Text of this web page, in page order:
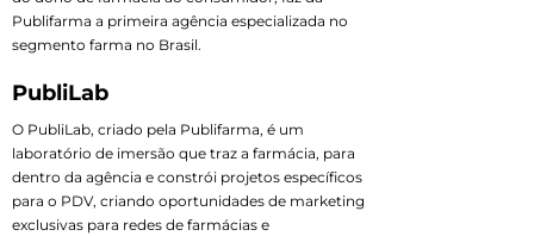
Publifarma a primeira agência especializada no
segmento farma no Brasil.
PubliLab
O PubliLab, criado pela Publifarma, é um
laboratório de imersão que traz a farmácia, para
dentro da agência e constrói projetos específicos
para o PDV, criando oportunidades de marketing
exclusivas para redes de farmácias e